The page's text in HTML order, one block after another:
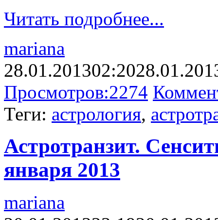
Читать подробнее...
mariana
28.01.201302:20
Просмотров:2274
Теги: астрология,
Астротранзит.
января 2013
mariana